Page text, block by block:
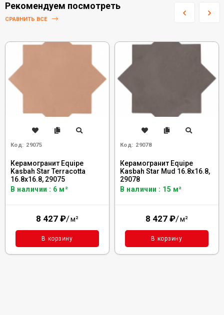
Рекомендуем посмотреть
СРАВНИТЬ ВСЕ
Код: 29075
Керамогранит Equipe
Kasbah Star Terracotta
16.8x16.8, 29075
В наличии : 6 м²
8 427 ₽/м²
В корзину
Код: 29078
Керамогранит Equipe
Kasbah Star Mud 16.8x16.8,
29078
В наличии : 15 м²
8 427 ₽/м²
В корзину